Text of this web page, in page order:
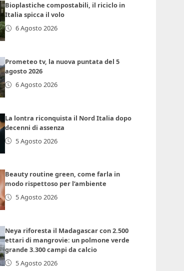
Bioplastiche compostabili, il riciclo in
Italia spicca il volo
6 Agosto 2026
Prometeo tv, la nuova puntata del 5
agosto 2026
6 Agosto 2026
La lontra riconquista il Nord Italia dopo
decenni di assenza
5 Agosto 2026
Beauty routine green, come farla in
modo rispettoso per l’ambiente
5 Agosto 2026
Neya riforesta il Madagascar con 2.500
ettari di mangrovie: un polmone verde
grande 3.300 campi da calcio
5 Agosto 2026